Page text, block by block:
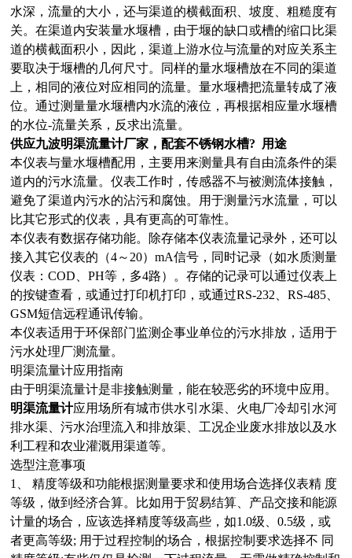
水深，流量的大小，还与渠道的横截面积、坡度、粗糙度有
关。在渠道内安装量水堰槽，由于堰的缺口或槽的缩口比渠
道的横截面积小，因此，渠道上游水位与流量的对应关系主
要取决于堰槽的几何尺寸。同样的量水堰槽放在不同的渠道
上，相同的液位对应相同的流量。量水堰槽把流量转成了液
位。通过测量量水堰槽内水流的液位，再根据相应量水堰槽
的水位-流量关系，反求出流量。
供应九波明渠流量计厂家，配套不锈钢水槽? 用途
本仪表与量水堰槽配用，主要用来测量具有自由流条件的渠
道内的污水流量。仪表工作时，传感器不与被测流体接触，
避免了渠道内污水的沾污和腐蚀。用于测量污水流量，可以
比其它形式的仪表，具有更高的可靠性。
本仪表有数据存储功能。除存储本仪表流量记录外，还可以
接入其它仪表的（4～20）mA信号，同时记录（如水质测量
仪表：COD、PH等，多4路）。存储的记录可以通过仪表上
的按键查看，或通过打印机打印，或通过RS-232、RS-485、
GSM短信远程通讯传输。
本仪表适用于环保部门监测企事业单位的污水排放，适用于
污水处理厂测流量。
明渠流量计应用指南
由于明渠流量计是非接触测量，能在较恶劣的环境中应用。
明渠流量计应用场所有城市供水引水渠、火电厂冷却引水河
排水渠、污水治理流入和排放渠、工况企业废水排放以及水
利工程和农业灌溉用渠道等。
选型注意事项
1、 精度等级和功能根据测量要求和使用场合选择仪表精 度
等级，做到经济合算。比如用于贸易结算、产品交接和能源
计量的场合，应该选择精度等级高些，如1.0级、0.5级，或
者更高等级; 用于过程控制的场合，根据控制要求选择不 同